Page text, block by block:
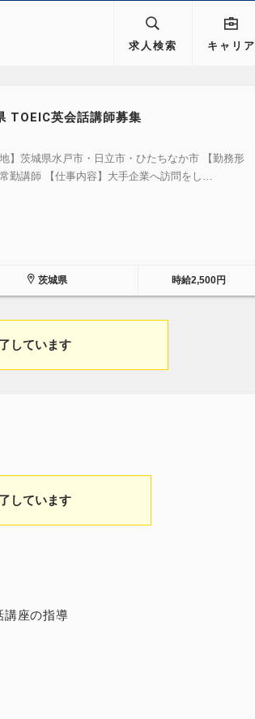
求人検索 キャリア
TOEIC英会話講師募集
地】茨城県水戸市・日立市・ひたちなか市 【勤務形
勤講師 【仕事内容】大手企業へ訪問をし…
茨城県 時給2,500円
しています
しています
講座の指導